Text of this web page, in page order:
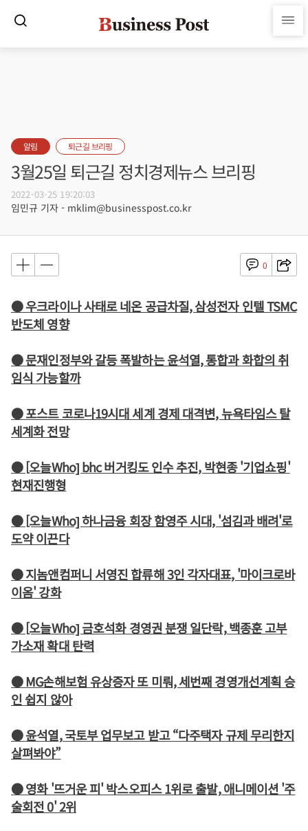
알림 퇴근길 브리핑
3월25일 퇴근길 정치경제뉴스 브리핑
2022-03-25 19:20:03
임민규 기자 - mklim@businesspost.co.kr
0
● 우크라이나 사태로 네온 공급차질, 삼성전자 인텔 TSMC
반도체 영향
● 문재인정부와 갈등 폭발하는 윤석열, 통합과 화합의 취
임식 가능할까
● 포스트 코로나19시대 세계 경제 대격변, 뉴욕타임스 탈
세계화 전망
● [오늘Who] bhc 버거킹도 인수 추진, 박현종 '기업쇼핑'
현재진행형
● [오늘Who] 하나금융 회장 함영주 시대, '섬김과 배려'로
도약 이끈다
● 지놈앤컴퍼니 서영진 합류해 3인 각자대표, '마이크로바
이옴' 강화
● [오늘Who] 금호석화 경영권 분쟁 일단락, 백종훈 고부
가소재 확대 탄력
● MG손해보험 유상증자 또 미뤄, 세번째 경영개선계획 승
인 쉽지 않아
● 윤석열, 국토부 업무보고 받고 “다주택자 규제 무리한지
살펴봐야”
● 영화 '뜨거운 피' 박스오피스 1위로 출발, 애니메이션 '주
술회전 0' 2위